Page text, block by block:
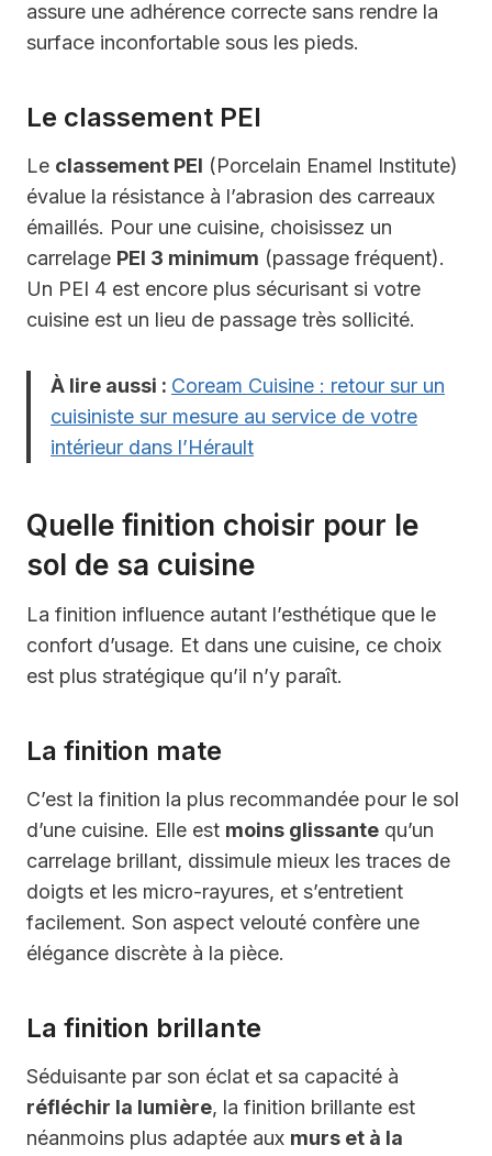
assure une adhérence correcte sans rendre la
surface inconfortable sous les pieds.
Le classement PEI
Le classement PEI (Porcelain Enamel Institute)
évalue la résistance à l’abrasion des carreaux
émaillés. Pour une cuisine, choisissez un
carrelage PEI 3 minimum (passage fréquent).
Un PEI 4 est encore plus sécurisant si votre
cuisine est un lieu de passage très sollicité.
À lire aussi : Coream Cuisine : retour sur un
cuisiniste sur mesure au service de votre
intérieur dans l’Hérault
Quelle finition choisir pour le
sol de sa cuisine
La finition influence autant l’esthétique que le
confort d’usage. Et dans une cuisine, ce choix
est plus stratégique qu’il n’y paraît.
La finition mate
C’est la finition la plus recommandée pour le sol
d’une cuisine. Elle est moins glissante qu’un
carrelage brillant, dissimule mieux les traces de
doigts et les micro-rayures, et s’entretient
facilement. Son aspect velouté confère une
élégance discrète à la pièce.
La finition brillante
Séduisante par son éclat et sa capacité à
réfléchir la lumière, la finition brillante est
néanmoins plus adaptée aux murs et à la